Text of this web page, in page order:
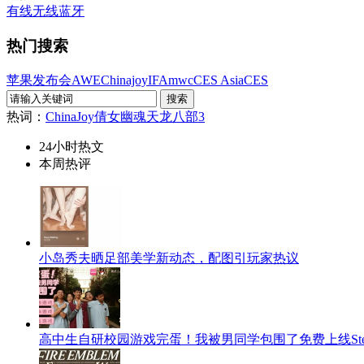
有线无线蓝牙
热门搜索
苹果发布会AWEChinajoyIFAmwcCES AsiaCES
热词： ChinaJoy倩女幽魂天龙八部3
24小时热文
本周热评
小岛秀夫晒足部美学新动态，配图引玩家热议
高中生自研校园游戏完蛋！我被男同学包围了免费上线